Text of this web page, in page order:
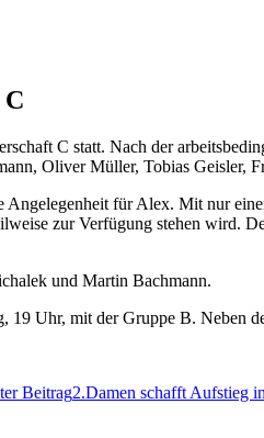
C statt. Nach der
Oliver Müller, Tobias Geisler,
für Alex. Mit nur
zur Verfügung stehen
und Martin Bachmann.
19 Uhr, mit der Gruppe B. Neben
Beitrag2.Damen schafft Aufstieg